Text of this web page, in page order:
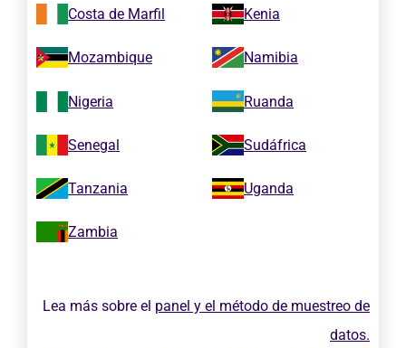
Costa de Marfil Kenia
Mozambique Namibia
Nigeria Ruanda
Senegal Sudáfrica
Tanzania Uganda
Zambia
Lea más sobre el panel y el método de muestreo de
datos.